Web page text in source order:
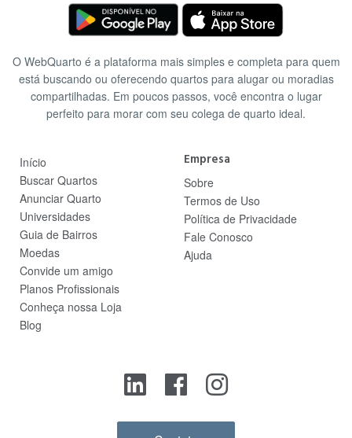
O WebQuarto é a plataforma mais simples e completa para quem
está buscando ou oferecendo quartos para alugar ou moradias
compartilhadas. Em poucos passos, você encontra o lugar
perfeito para morar com seu colega de quarto ideal.
Início
Buscar Quartos
Anunciar Quarto
Universidades
Guia de Bairros
Moedas
Convide um amigo
Planos Profissionais
Conheça nossa Loja
Blog
Empresa
Sobre
Termos de Uso
Política de Privacidade
Fale Conosco
Ajuda